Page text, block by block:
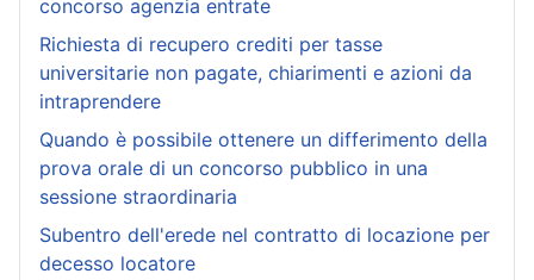
concorso agenzia entrate
Richiesta di recupero crediti per tasse
universitarie non pagate, chiarimenti e azioni da
intraprendere
Quando è possibile ottenere un differimento della
prova orale di un concorso pubblico in una
sessione straordinaria
Subentro dell'erede nel contratto di locazione per
decesso locatore